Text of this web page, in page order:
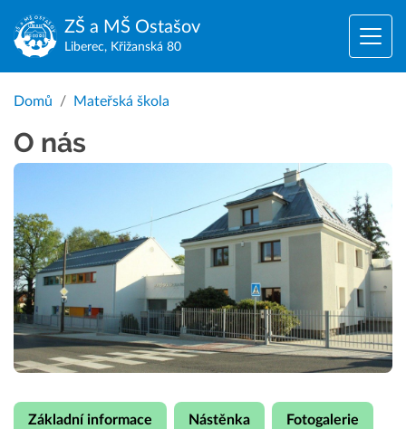
ZŠ a MŠ Ostašov
Liberec, Křižanská 80
Domů Mateřská škola
O nás
Základní informace Nástěnka Fotogalerie